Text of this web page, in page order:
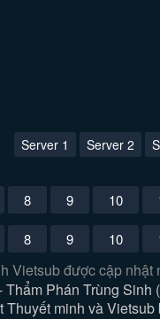
Server 1 Server 2
8 9 10
8 9 10
Vietsub được cập
Phán Trùng
Thuyết minh và